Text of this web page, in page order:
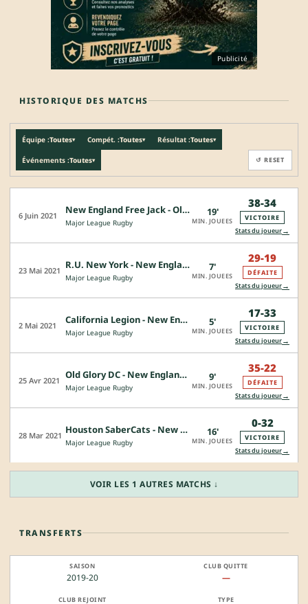
Publicité
HISTORIQUE DES MATCHS
Équipe :Toutes▾ Compét. :Toutes▾ Résultat :Toutes▾
Événements :Toutes▾ ↺ RESET
6 Juin 2021 New England Free Jack - Old Glory DC
Major League Rugby
19'
MIN. JOUEES
38-34
VICTOIRE
Stats du joueur→
23 Mai 2021 R.U. New York - New England Free Jack
Major League Rugby
7'
MIN. JOUEES
29-19
DÉFAITE
Stats du joueur→
2 Mai 2021 California Legion - New England Free Jack
Major League Rugby
5'
MIN. JOUEES
17-33
VICTOIRE
Stats du joueur→
25 Avr 2021 Old Glory DC - New England Free Jack
Major League Rugby
9'
MIN. JOUEES
35-22
DÉFAITE
Stats du joueur→
28 Mar 2021 Houston SaberCats - New England Free Jack
Major League Rugby
16'
MIN. JOUEES
0-32
VICTOIRE
Stats du joueur→
VOIR LES 1 AUTRES MATCHS ↓
TRANSFERTS
2019-20 —